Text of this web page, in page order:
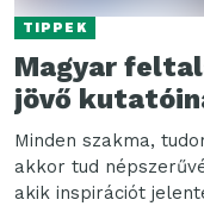
TIPPEK
Magyar
jövő
Minden szakma,
akkor tud
akik inspirációt